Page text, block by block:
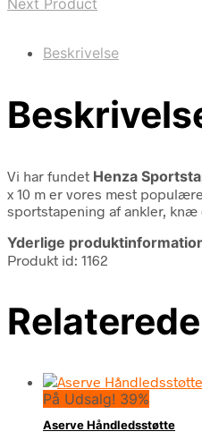
Beskrivelse
Vi har fundet Henza
x 10 m er vores mest
sportstapening af ankler, knæ
Yderlige
Produkt id: 1162
På Udsalg! 39%
Aserve Håndledsstøtte